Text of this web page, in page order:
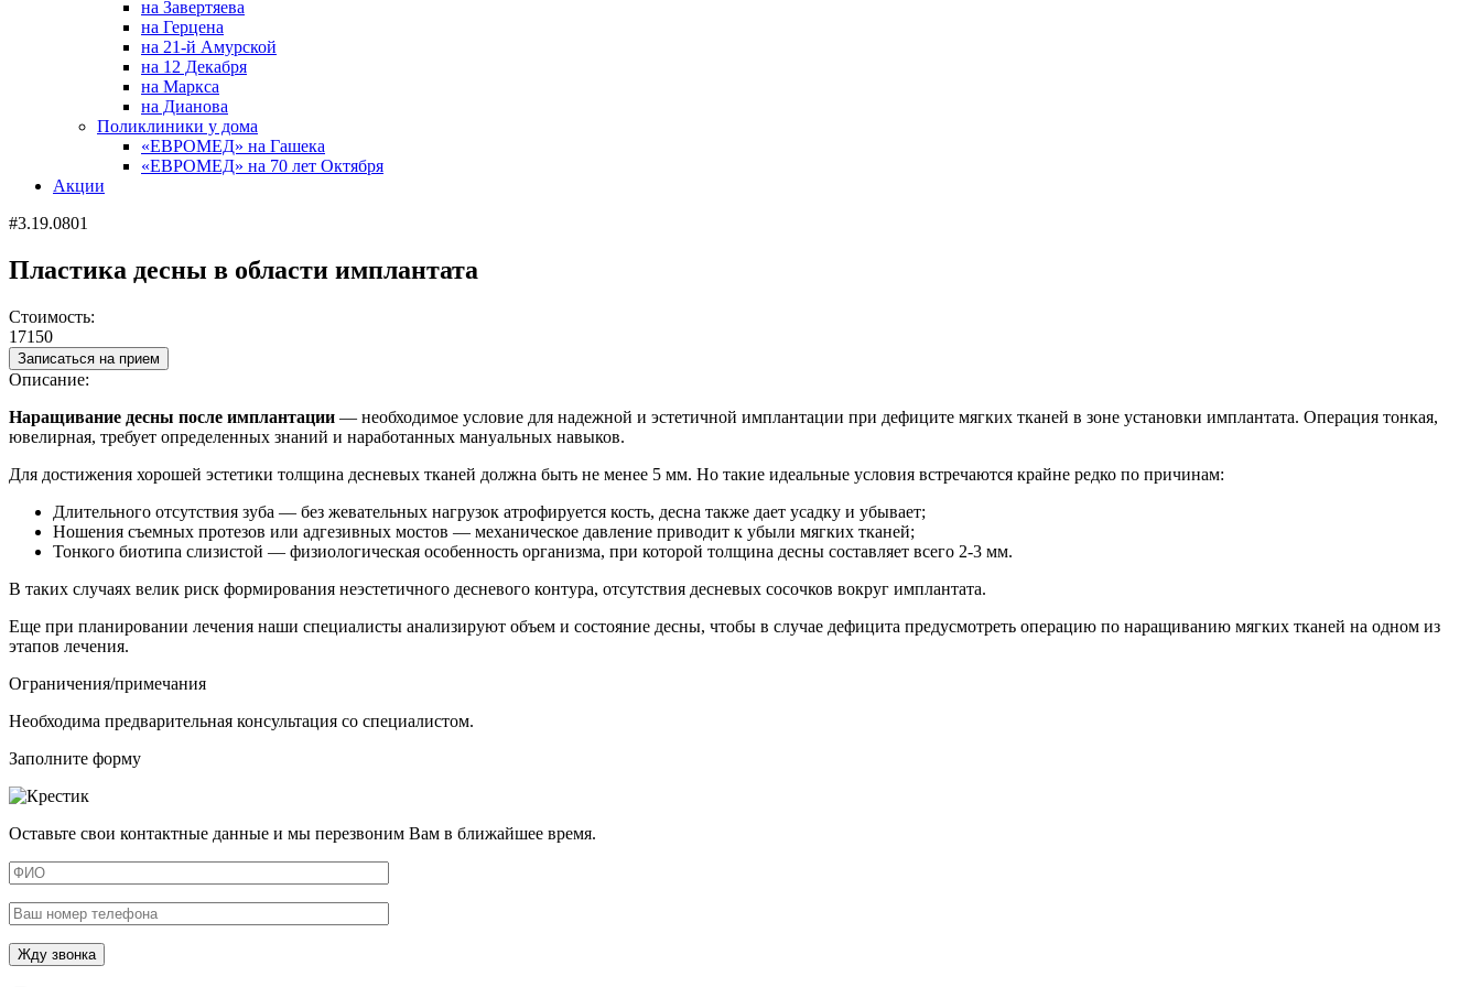
на Завертяева
на Герцена
на 21-й Амурской
на 12 Декабря
на Маркса
на Дианова
Поликлиники у дома
«ЕВРОМЕД» на Гашека
«ЕВРОМЕД» на 70 лет Октября
Акции
#3.19.0801
Пластика десны в области имплантата
Стоимость:
17150
Записаться на прием
Описание:
Наращивание десны после имплантации — необходимое условие для надежной и эстетичной имплантации при дефиците мягких тканей в зоне установки имплантата. Операция тонкая,
ювелирная, требует определенных знаний и наработанных мануальных навыков.
Для достижения хорошей эстетики толщина десневых тканей должна быть не менее 5 мм. Но такие идеальные условия встречаются крайне редко по причинам:
Длительного отсутствия зуба — без жевательных нагрузок атрофируется кость, десна также дает усадку и убывает;
Ношения съемных протезов или адгезивных мостов — механическое давление приводит к убыли мягких тканей;
Тонкого биотипа слизистой — физиологическая особенность организма, при которой толщина десны составляет всего 2-3 мм.
В таких случаях велик риск формирования неэстетичного десневого контура, отсутствия десневых сосочков вокруг имплантата.
Еще при планировании лечения наши специалисты анализируют объем и состояние десны, чтобы в случае дефицита предусмотреть операцию по наращиванию мягких тканей на одном из
этапов лечения.
Ограничения/примечания
Необходима предварительная консультация со специалистом.
Заполните форму
Оставьте свои контактные данные и мы перезвоним Вам в ближайшее время.